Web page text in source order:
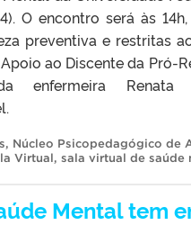
O encontro será às
preventiva e restritas
ao Discente da Pró-
enfermeira
, Núcleo Psicopedagógico de
Virtual, sala virtual de saúde
Mental tem